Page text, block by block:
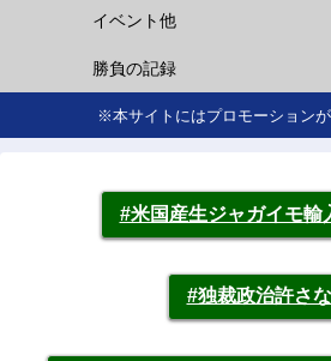
イベント他
勝負の記録
※本サイトにはプロモーション
#米国産生ジャガイモ輸
#独裁政治許さ